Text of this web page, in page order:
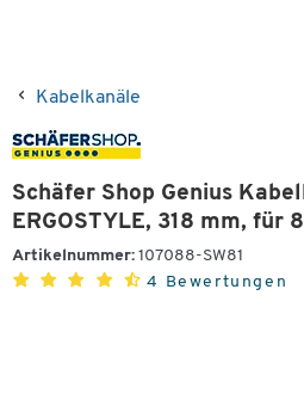
Kabelkanäle
Schäfer Shop Genius
ERGOSTYLE, 318 mm, für
Artikelnummer: 107088-SW81
4 Bewertungen